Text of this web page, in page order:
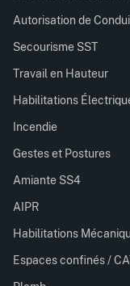
Autorisation de
Secourisme SST
Travail en Hauteur
Habilitations
Incendie
Gestes et Postures
Amiante SS4
AIPR
Habilitations
Espaces confinés /